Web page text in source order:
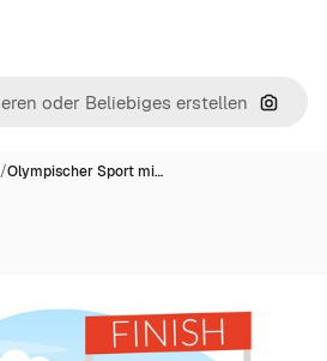
Nach
/Olympischer Sport mi…